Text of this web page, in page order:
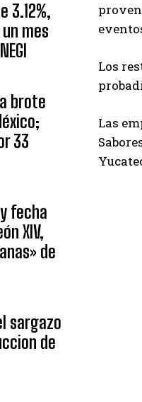
3.12%,
mes
brote
33
fecha
XIV,
de
sargazo
de
Los
Las